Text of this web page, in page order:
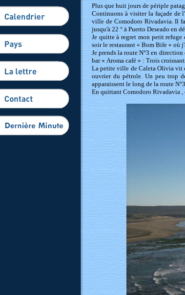
Plus que huit jours de périple
Continuons à visiter la façade de
ville de Comodoro Rivadavia. Il
jusqu'à 22 ° à Puerto Deseado en
Je quitte à regret mon petit
soir le restaurant « Bom Bife » où
Je prends la route N°3 en
bar « Aroma café » : Trois
La petite ville de Caleta Olivia vit
ouvrier du pétrole. Un peu trop
apparaissent le long de la route
En quittant Comodoro Rivadavia ,